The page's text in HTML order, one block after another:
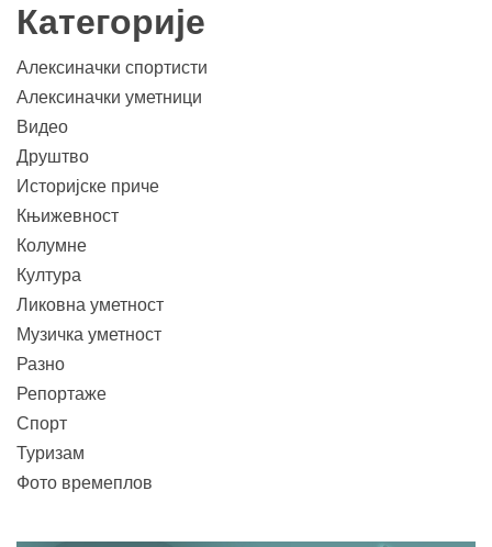
Категорије
Алексиначки спортисти
Алексиначки уметници
Видео
Друштво
Историјске приче
Књижевност
Колумне
Култура
Ликовна уметност
Музичка уметност
Разно
Репортаже
Спорт
Туризам
Фото времеплов